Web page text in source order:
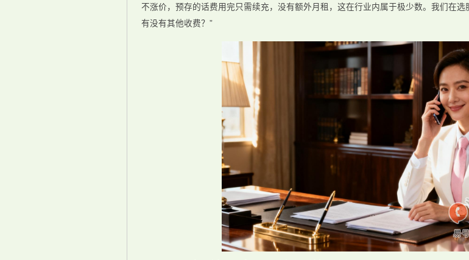
不涨价，预存的话费用完只需续充，没有额外月租，这在行业内属于极少数。我们在
有没有其他收费？”